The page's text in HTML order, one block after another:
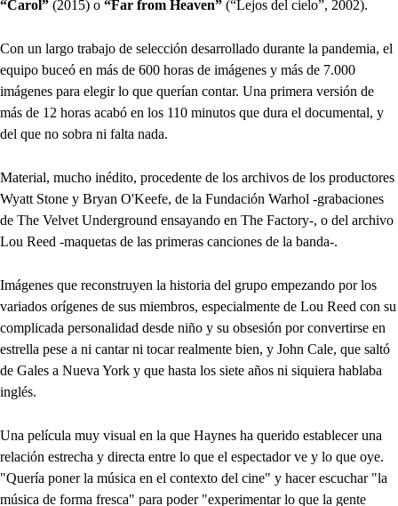
“Carol” (2015) o “Far from Heaven” (“Lejos del cielo”, 2002).
Con un largo trabajo de selección desarrollado durante la pandemia, el
equipo buceó en más de 600 horas de imágenes y más de 7.000
imágenes para elegir lo que querían contar. Una primera versión de
más de 12 horas acabó en los 110 minutos que dura el documental, y
del que no sobra ni falta nada.
Material, mucho inédito, procedente de los archivos de los productores
Wyatt Stone y Bryan O'Keefe, de la Fundación Warhol -grabaciones
de The Velvet Underground ensayando en The Factory-, o del archivo
Lou Reed -maquetas de las primeras canciones de la banda-.
Imágenes que reconstruyen la historia del grupo empezando por los
variados orígenes de sus miembros, especialmente de Lou Reed con su
complicada personalidad desde niño y su obsesión por convertirse en
estrella pese a ni cantar ni tocar realmente bien, y John Cale, que saltó
de Gales a Nueva York y que hasta los siete años ni siquiera hablaba
inglés.
Una película muy visual en la que Haynes ha querido establecer una
relación estrecha y directa entre lo que el espectador ve y lo que oye.
"Quería poner la música en el contexto del cine" y hacer escuchar "la
música de forma fresca" para poder "experimentar lo que la gente